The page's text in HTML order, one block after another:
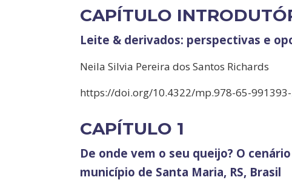
CAPÍTULO
Leite & derivados: perspectivas e
Neila Silvia Pereira dos Santos Richards
https://doi.org/10.4322/mp.978-65-
CAPÍTULO 1
De onde vem o seu queijo? O
município de Santa Maria, RS, Brasil